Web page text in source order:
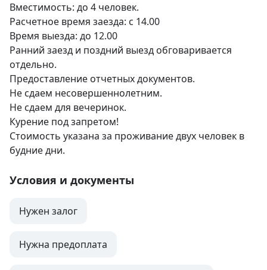
Вместимость: до 4 человек.
Расчетное время заезда: с 14.00
Время выезда: до 12.00
Ранний заезд и поздний выезд обговаривается
отдельно.
Предоставление отчетных документов.
Не сдаем несовершеннолетним.
Не сдаем для вечеринок.
Курение под запретом!
Стоимость указана за проживание двух человек в
будние дни.
Условия и документы
Нужен залог
Нужна предоплата